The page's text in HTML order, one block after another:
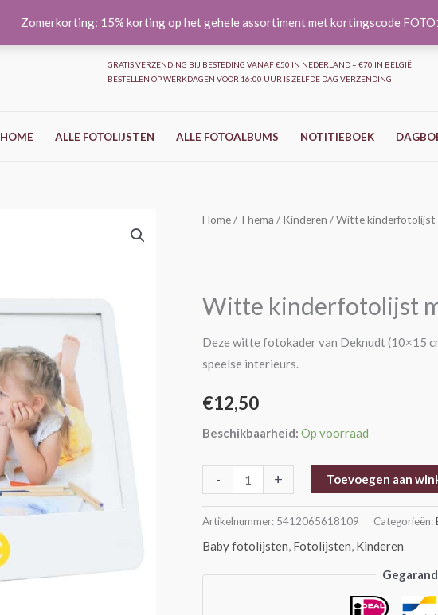
Zomerkorting: 15% korting op het gehele assortiment met kortingscode
GRATIS VERZENDING BIJ BESTEDING VANAF €50 IN NEDERLAND – €70 IN BELGIË
BESTELLEN OP WERKDAGEN VOOR 16:00 UUR IS ZELFDE DAG VERZENDING
HOME ALLE FOTOLIJSTEN ALLE FOTOALBUMS NOTITIEBOEK
Home/ Thema / Kinderen / Witte kinderfotolijst
Witte kinderfotolijst
Deze witte fotokader van Deknudt (10×15
speelse interieurs.
€12,50
Beschikbaarheid: Op voorraad
-
Witte
–
cm
aantal
+ Toevoegen aan
Artikelnummer: 5412065618109 Categorieën:
Baby fotolijsten, Fotolijsten, Kinderen